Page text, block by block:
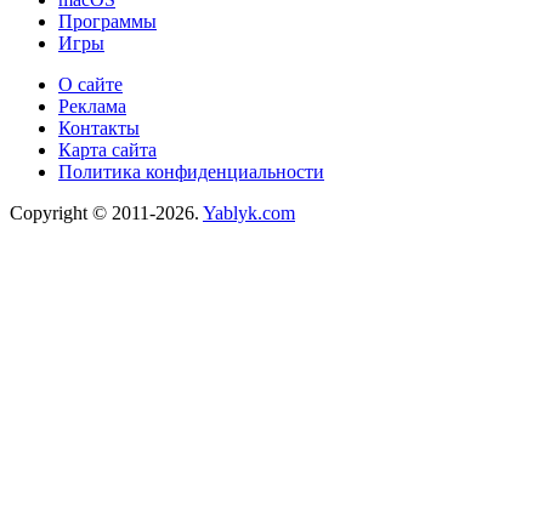
Программы
Игры
О сайте
Реклама
Контакты
Карта сайта
Политика конфиденциальности
Copyright © 2011-2026. Yablyk.сom